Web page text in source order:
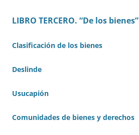
LIBRO TERCERO. “De los bienes”
Clasificación de los bienes
Deslinde
Usucapión
Comunidades de bienes y derechos